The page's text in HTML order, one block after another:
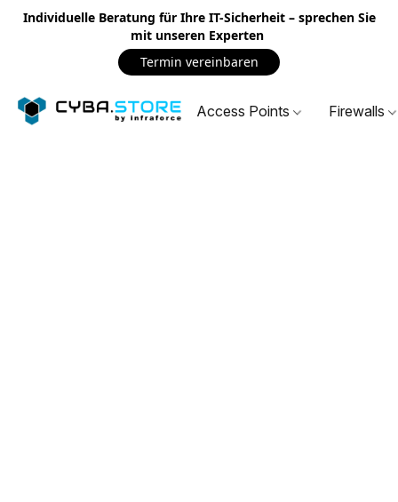
Individuelle Beratung für Ihre IT-Sicherheit – sprechen Sie
mit unseren Experten
Termin vereinbaren
Access Points Firewalls